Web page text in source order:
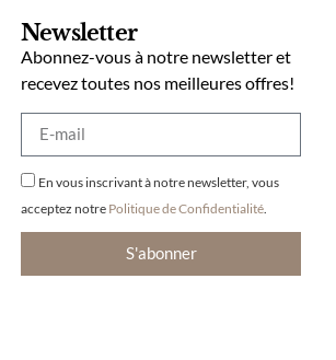
Newsletter
Abonnez-vous à notre newsletter et
recevez toutes nos meilleures offres!
En vous inscrivant à notre newsletter, vous
acceptez notre Politique de Confidentialité
S'abonner